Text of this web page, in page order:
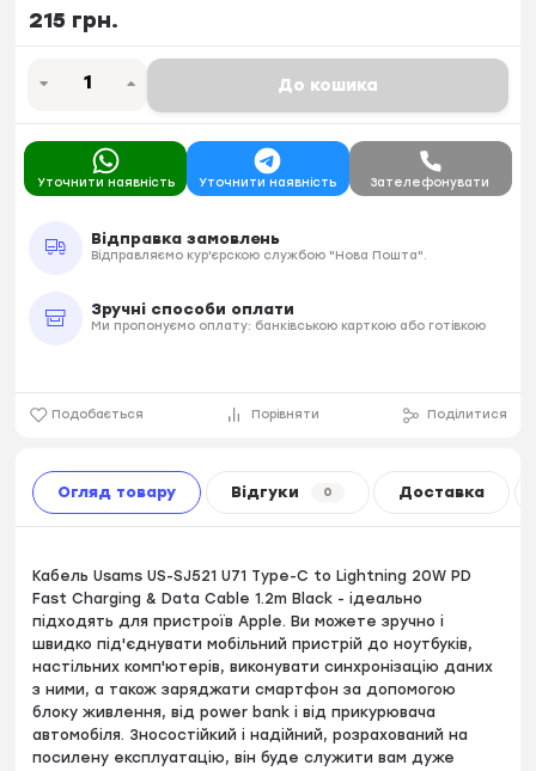
215 грн.
До кошика
Уточнити наявність Уточнити наявність Зателефонувати
Відправка замовлень
Відправляємо кур'єрскою службою "Нова Пошта".
Зручні способи оплати
Ми пропонуємо оплату: банківською карткою або готівкою
Подобається Порівняти Поділитися
Огляд товару Відгуки 0 Доставка
Кабель Usams US-SJ521 U71 Type-C to Lightning 20W PD
Fast Charging & Data Cable 1.2m Black - ідеально
підходять для пристроїв Apple. Ви можете зручно і
швидко під'єднувати мобільний пристрій до ноутбуків,
настільних комп'ютерів, виконувати синхронізацію даних
з ними, а також заряджати смартфон за допомогою
блоку живлення, від power bank і від прикурювача
автомобіля. Зносостійкий і надійний, розрахований на
посилену експлуатацію, він буде служити вам дуже